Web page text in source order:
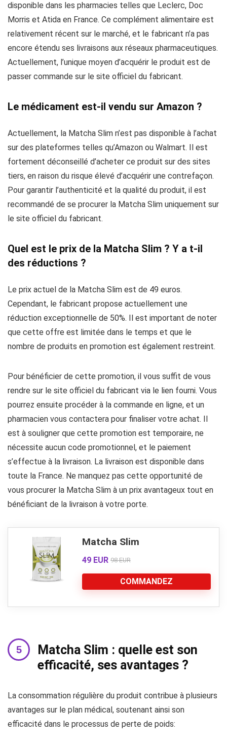
disponible dans les pharmacies telles que Leclerc, Doc
Morris et Atida en France. Ce complément alimentaire est
relativement récent sur le marché, et le fabricant n’a pas
encore étendu ses livraisons aux réseaux pharmaceutiques.
Actuellement, l’unique moyen d’acquérir le produit est de
passer commande sur le site officiel du fabricant.
Le médicament est-il vendu sur Amazon ?
Actuellement, la Matcha Slim n’est pas disponible à l’achat
sur des plateformes telles qu’Amazon ou Walmart. Il est
fortement déconseillé d’acheter ce produit sur des sites
tiers, en raison du risque élevé d’acquérir une contrefaçon.
Pour garantir l’authenticité et la qualité du produit, il est
recommandé de se procurer la Matcha Slim uniquement sur
le site officiel du fabricant.
Quel est le prix de la Matcha Slim ? Y a t-il
des réductions ?
Le prix actuel de la Matcha Slim est de 49 euros.
Cependant, le fabricant propose actuellement une
réduction exceptionnelle de 50%. Il est important de noter
que cette offre est limitée dans le temps et que le
nombre de produits en promotion est également restreint.
Pour bénéficier de cette promotion, il vous suffit de vous
rendre sur le site officiel du fabricant via le lien fourni. Vous
pourrez ensuite procéder à la commande en ligne, et un
pharmacien vous contactera pour finaliser votre achat. Il
est à souligner que cette promotion est temporaire, ne
nécessite aucun code promotionnel, et le paiement
s’effectue à la livraison. La livraison est disponible dans
toute la France. Ne manquez pas cette opportunité de
vous procurer la Matcha Slim à un prix avantageux tout en
bénéficiant de la livraison à votre porte.
Matcha Slim
49 EUR 98 EUR
COMMANDEZ
Matcha Slim : quelle est son
efficacité, ses avantages ?
La consommation régulière du produit contribue à plusieurs
avantages sur le plan médical, soutenant ainsi son
efficacité dans le processus de perte de poids: